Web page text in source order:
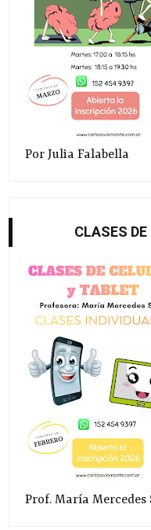
Por Julia Falabella
CLASES
Prof. María Mercedes